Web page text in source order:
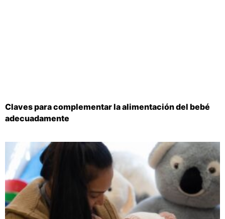
Claves para complementar la alimentación del bebé
adecuadamente